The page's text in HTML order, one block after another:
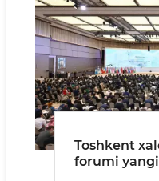
Toshkent
forumi